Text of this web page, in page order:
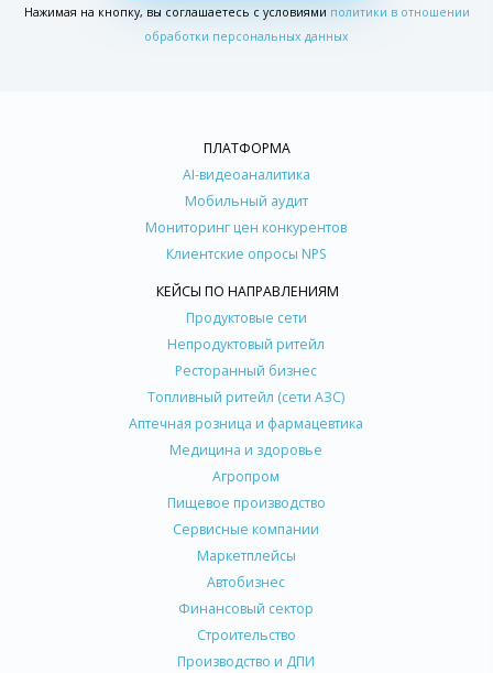
Нажимая на кнопку, вы соглашаетесь с условиями политики в отношении
обработки персональных данных
ПЛАТФОРМА
AI-видеоаналитика
Мобильный аудит
Мониторинг цен конкурентов
Клиентские опросы NPS
КЕЙСЫ ПО НАПРАВЛЕНИЯМ
Продуктовые сети
Непродуктовый ритейл
Ресторанный бизнес
Топливный ритейл (сети АЗС)
Аптечная розница и фармацевтика
Медицина и здоровье
Агропром
Пищевое производство
Сервисные компании
Маркетплейсы
Автобизнес
Финансовый сектор
Строительство
Производство и ДПИ